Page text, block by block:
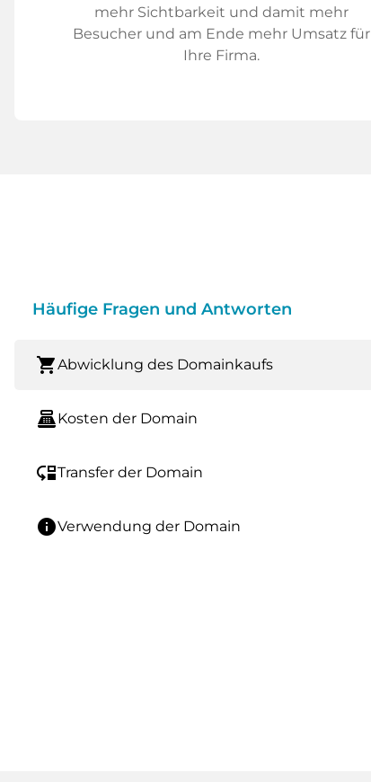
mehr Sichtbarkeit und damit mehr
Besucher und am Ende mehr Umsatz für
Ihre Firma.
Häufige Fragen und Antworten
shopping_cartAbwicklung des Domainkaufs
point_of_saleKosten der Domain
move_downTransfer der Domain
infoVerwendung der Domain